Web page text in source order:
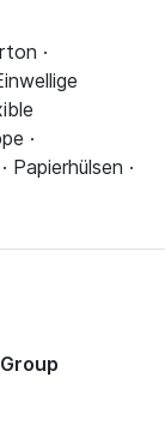
·
·
Papierhülsen ·